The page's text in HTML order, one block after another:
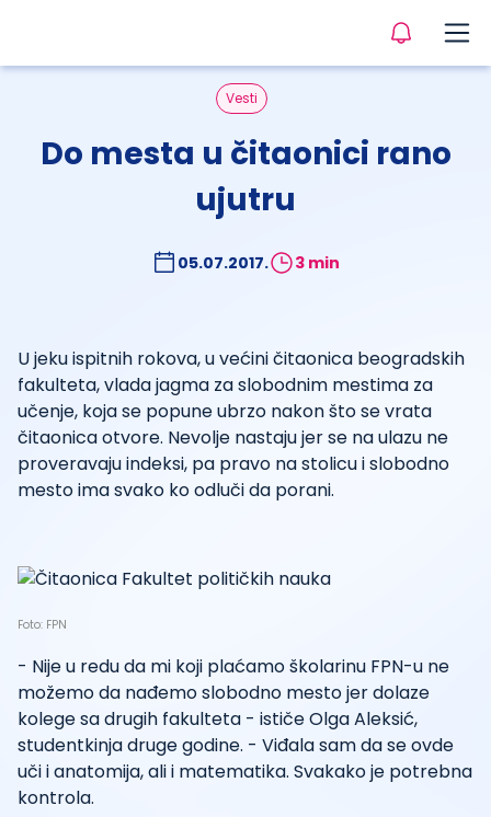
Vesti
Do mesta u čitaonici rano
ujutru
05.07.2017. 3 min
U jeku ispitnih rokova, u većini čitaonica beogradskih
fakulteta, vlada jagma za slobodnim mestima za
učenje, koja se popune ubrzo nakon što se vrata
čitaonica otvore. Nevolje nastaju jer se na ulazu ne
proveravaju indeksi, pa pravo na stolicu i slobodno
mesto ima svako ko odluči da porani.
Foto: FPN
- Nije u redu da mi koji plaćamo školarinu FPN-u ne
možemo da nađemo slobodno mesto jer dolaze
kolege sa drugih fakulteta - ističe Olga Aleksić,
studentkinja druge godine. - Viđala sam da se ovde
uči i anatomija, ali i matematika. Svakako je potrebna
kontrola.